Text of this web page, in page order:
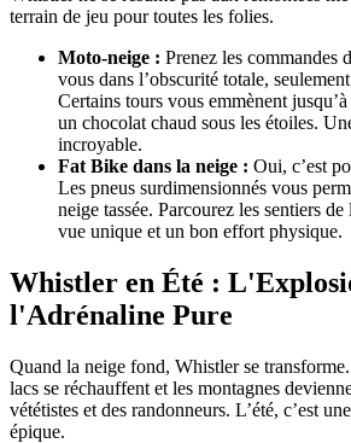
terrain de jeu pour toutes les folies.
Moto-neige : Prenez les commandes
vous dans l’obscurité totale,
Certains tours vous emmènent
un chocolat chaud sous les étoiles.
incroyable.
Fat Bike dans la neige : Oui, c’est
Les pneus surdimensionnés vous
neige tassée. Parcourez les sentiers
vue unique et un bon effort physique.
Whistler en Été :
l'Adrénaline Pure
Quand la neige fond, Whistler se
lacs se réchauffent et les montagnes
vététistes et des randonneurs. L’été, c’est
épique.